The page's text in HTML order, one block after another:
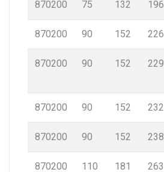
870200 75 132 196
870200 90 152 226
870200 90 152 229
870200 90 152 232
870200 90 152 238
870200 110 181 263